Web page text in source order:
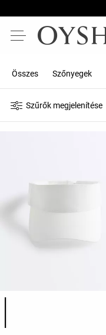
Összes Szőnyegek
Szűrők megjelenítése